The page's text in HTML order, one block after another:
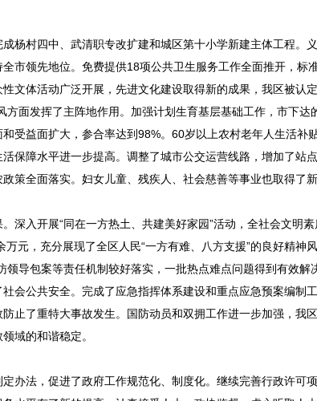
村四中、武清职专改扩建和城区第十小学新建主体工程。
市领先地位。免费提供18项公共卫生服务工作全面推开，标
文体活动广泛开展，先进文化建设取得新的成果，我区被认
面发挥了主阵地作用。加强计划生育基层基础工作，市下达
受益面扩大，参合率达到98%。60岁以上农村老年人生活补
保障水平进一步提高。调整了城市公交运营线路，增加了站
策全面落实。妇女儿童、残疾人、社会慈善等事业也取得了新
入开展“同在一方热土、共建美好家园”活动，全社会文明素
元，充分展现了全区人民“一方有难、八方支援”的良好精神
导包案等责任机制较好落实，一批热点难点问题得到有效解
会公共安全。完成了应急指挥体系建设和重点应急预案编制
止了重特大事故发生。国防动员和双拥工作进一步加强，我
域的和谐稳定。
法，促进了政府工作规范化、制度化。继续完善行政许可